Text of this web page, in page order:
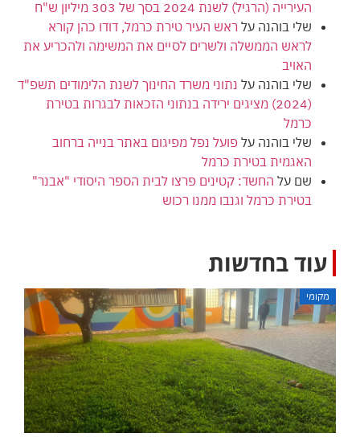
העירייה (הרגיל) לשנת 2024 בסך של 303 מיליון ש"ח
שלי בוהנה על ראש העיר טירת כרמל, דודו כהן קורא
לראש הממשלה ולשרים לסיים את המשימה ולהכריע את
האויב
שלי בוהנה על נתוני משרד החינוך לשנת הלימודים תשפ"ד
(2024) מציגים ירידה בנתוני הזכאות לבגרות בטירת
כרמל
שלי בוהנה על פועל נפל מפיגום באתר בנייה ברחוב
האגמית בטירת כרמל
שם על החשד: קטינים פרצו לבית הספר היסודי "אבנר"
בטירת כרמל וגנבו ממנו רכוש
עוד בחדשות
מקומי